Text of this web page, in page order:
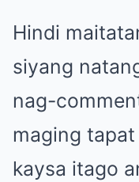
Hindi
siyang
nag-
maging
kaysa itago